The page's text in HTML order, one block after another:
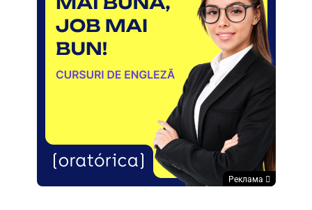
Реклама